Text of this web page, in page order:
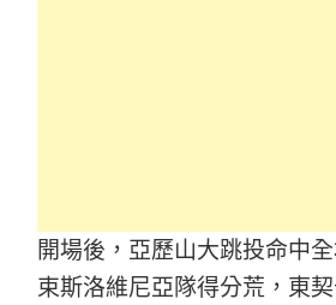
開場後，亞歷山大跳投命中
束斯洛維尼亞隊得分荒，東